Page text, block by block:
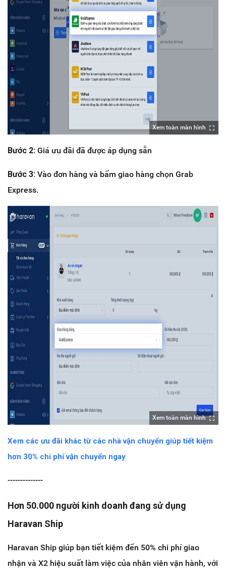
Xem toàn màn hình
Bước 2: Giá ưu đãi đã được áp dụng sẵn
Bước 3: Vào đơn hàng và bấm giao hàng chọn Grab
Express.
Xem toàn màn hình
Xem các ưu đãi khác từ các nhà vận chuyển giúp tiết kiệm
hơn 30% chi phí vận chuyển ngay
--------------
Hơn 50.000 người kinh doanh đang sử dụng
Haravan Ship
Haravan Ship giúp bạn tiết kiệm đến 50% chi phí giao
nhận và X2 hiệu suất làm việc của nhân viên vận hành, với